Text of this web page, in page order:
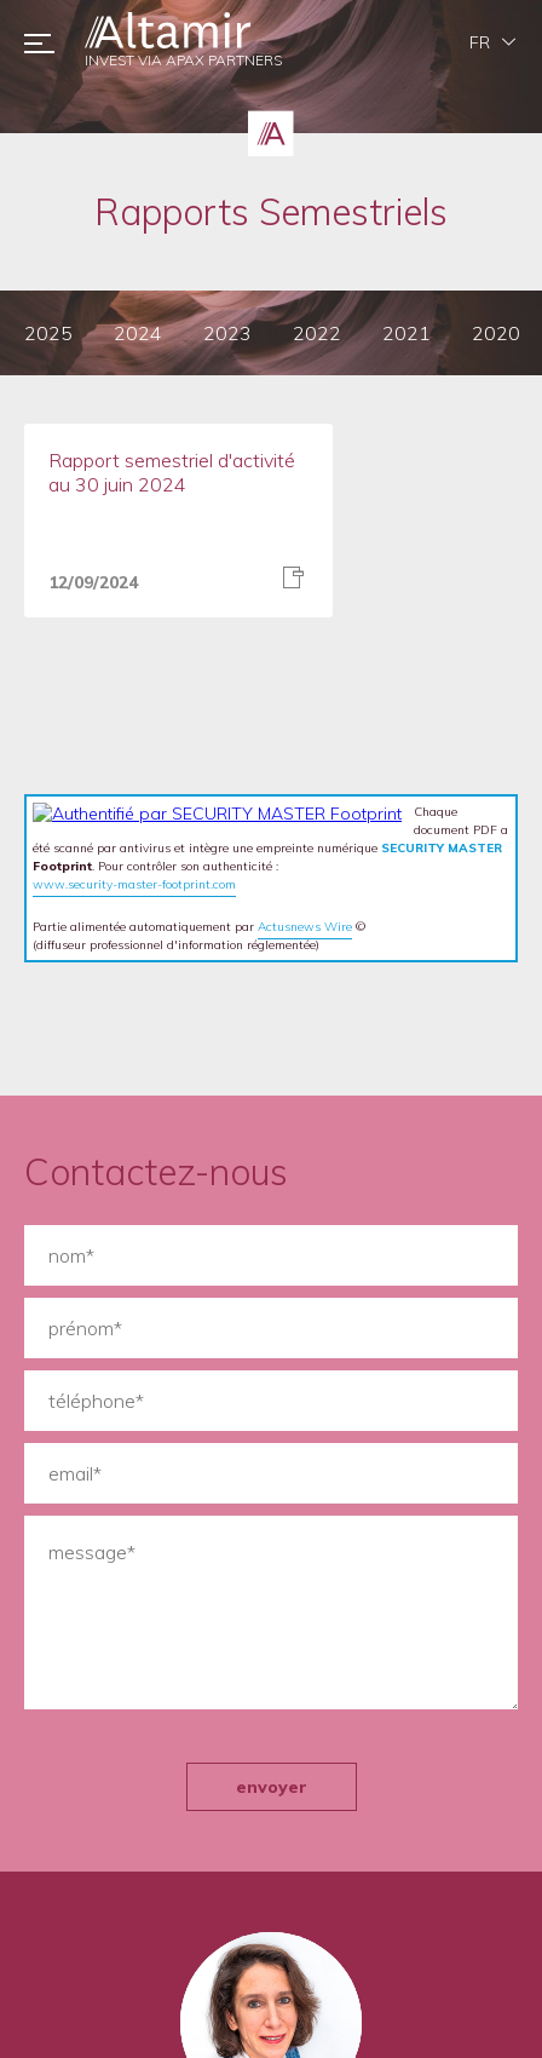
Rapports Semestriels
2025 2024 2023 2022 2021 2020
Rapport semestriel d'activité
au 30 juin 2024
12/09/2024
Chaque
document PDF a
été scanné par antivirus et intègre une empreinte numérique SECURITY MASTER
Footprint. Pour contrôler son authenticité :
www.security-master-footprint.com
Partie alimentée automatiquement par Actusnews Wire ©
(diffuseur professionnel d'information réglementée)
Contactez-nous
envoyer
INVEST VIA APAX PARTNERS
FR